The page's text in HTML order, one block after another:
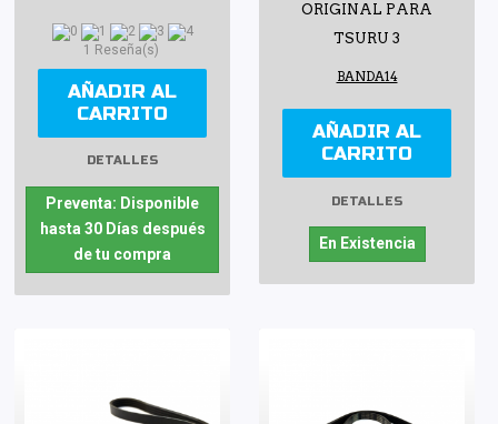
1 Reseña(s)
AÑADIR AL
CARRITO
DETALLES
Preventa: Disponible
hasta 30 Días después
de tu compra
ORIGINAL PARA
TSURU 3
BANDA14
AÑADIR AL
CARRITO
DETALLES
En Existencia